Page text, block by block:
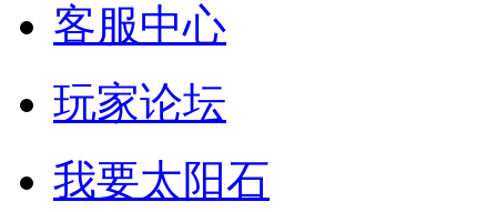
客服中心
玩家论坛
我要太阳石